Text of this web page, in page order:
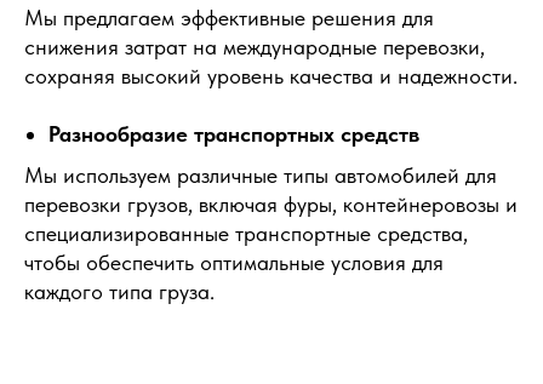
Мы предлагаем эффективные решения для
снижения затрат на международные перевозки,
сохраняя высокий уровень качества и надежности.
Разнообразие транспортных средств
Мы используем различные типы автомобилей для
перевозки грузов, включая фуры, контейнеровозы и
специализированные транспортные средства,
чтобы обеспечить оптимальные условия для
каждого типа груза.